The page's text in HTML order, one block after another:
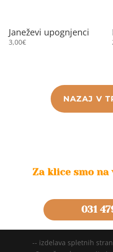
Janeževi upognjenci
3,00€
NAZAJ V
Za klice smo na
031
-- izdelava spletnih